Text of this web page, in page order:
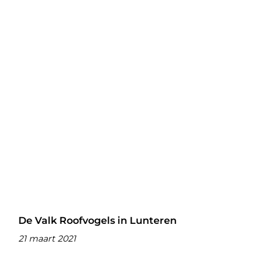
De Valk Roofvogels in Lunteren
21 maart 2021